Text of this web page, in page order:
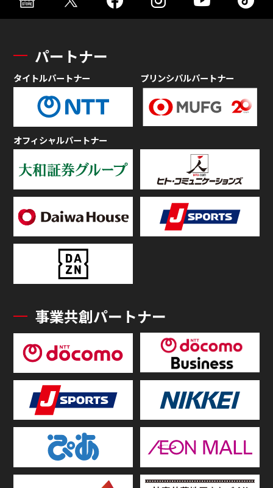
パートナー
タイトルパートナー プリンシパルパートナー
オフィシャルパートナー
事業共創パートナー